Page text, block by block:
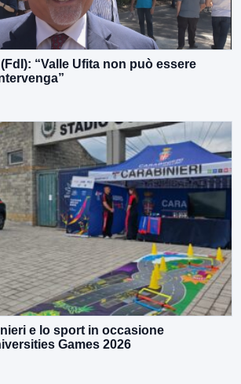
“Valle Ufita non può essere
e lo sport in occasione
Games 2026